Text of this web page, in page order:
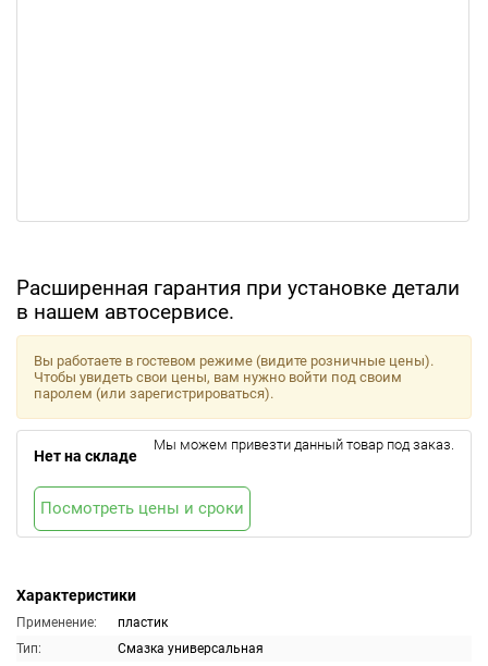
Расширенная гарантия при установке детали
в нашем автосервисе.
Характеристики
Применение:
пластик
Тип:
Смазка универсальная
Вы работаете в гостевом режиме (видите розничные цены).
Чтобы увидеть свои цены, вам нужно войти под своим
паролем (или зарегистрироваться).
Нет на складе
Мы можем привезти данный товар под заказ.
Посмотреть цены и сроки